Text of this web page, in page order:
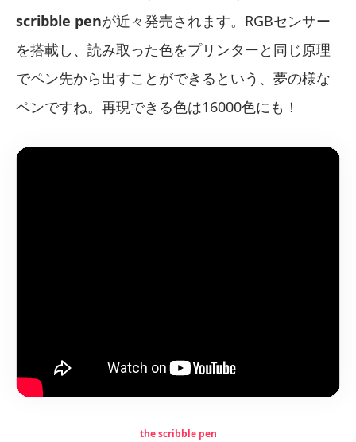
scribble penが近々発売されます。RGBセンサー
を搭載し、読み取った色をプリンターと同じ原理
でペン先から出すことができるという、夢の様な
ペンですね。再現できる色は16000色にも！
the scribble pen